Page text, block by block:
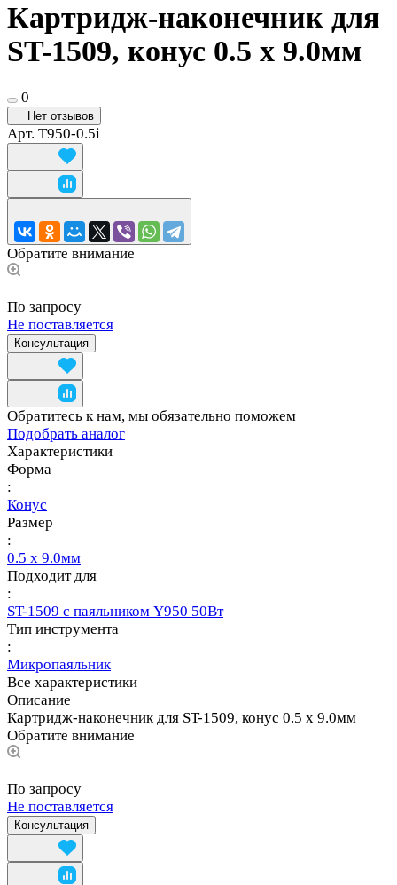
Картридж-наконечник для
ST-1509, конус 0.5 x 9.0мм
0
Нет отзывов
Арт. T950-0.5i
Обратите внимание
По запросу
Не поставляется
Консультация
Обратитесь к нам, мы обязательно поможем
Подобрать аналог
Характеристики
Форма
:
Конус
Размер
:
0.5 x 9.0мм
Подходит для
:
ST-1509 с паяльником Y950 50Вт
Тип инструмента
:
Микропаяльник
Все характеристики
Описание
Картридж-наконечник для ST-1509, конус 0.5 x 9.0мм
Обратите внимание
По запросу
Не поставляется
Консультация